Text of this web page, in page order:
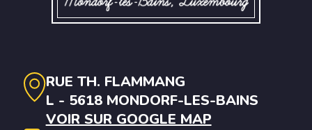
RUE TH. FLAMMANG
L - 5618 MONDORF-LES-BAINS
VOIR SUR GOOGLE MAP